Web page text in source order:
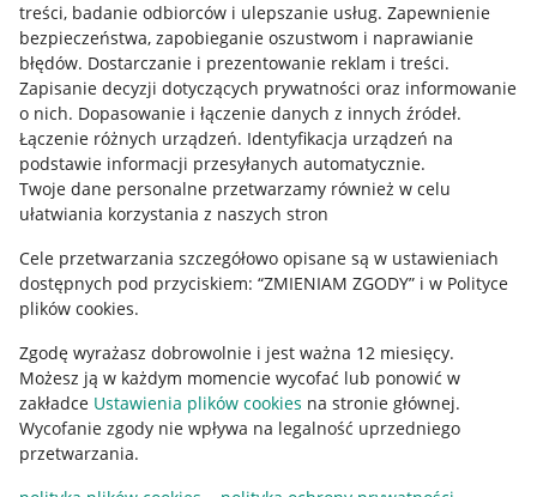
treści, badanie odbiorców i ulepszanie usług. Zapewnienie
bezpieczeństwa, zapobieganie oszustwom i naprawianie
błędów. Dostarczanie i prezentowanie reklam i treści.
Zapisanie decyzji dotyczących prywatności oraz informowanie
o nich. Dopasowanie i łączenie danych z innych źródeł.
Łączenie różnych urządzeń. Identyfikacja urządzeń na
podstawie informacji przesyłanych automatycznie.
Twoje dane personalne przetwarzamy również w celu
ułatwiania korzystania z naszych stron
Cele przetwarzania szczegółowo opisane są w ustawieniach
dostępnych pod przyciskiem: “ZMIENIAM ZGODY” i w Polityce
plików cookies.
Zgodę wyrażasz dobrowolnie i jest ważna 12 miesięcy.
Możesz ją w każdym momencie wycofać lub ponowić w
zakładce Ustawienia plików cookies na stronie głównej.
Wycofanie zgody nie wpływa na legalność uprzedniego
przetwarzania.
Mapa miejscowości
Informacje prawne
Regulamin
Polityka plików "cookies"
Ustawienia plików "cookies"
Udostępnianie lokalizacji
Informacje dla Aktu o Usługach Cyfrowych
Pobierz aplikację